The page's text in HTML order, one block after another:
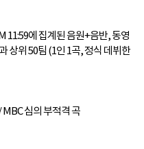
11:59에 집계된 음원+음반, 동영
상위 50팀 (1인 1곡, 정식 데뷔한
심의 부적격 곡